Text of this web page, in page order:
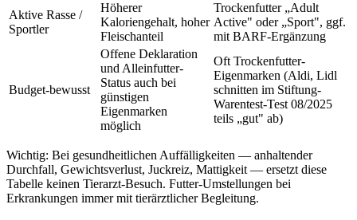
Aktive Rasse /
Sportler
Höherer
Kaloriengehalt, hoher
Fleischanteil
Trockenfutter „Adult
Active" oder „Sport", ggf.
mit BARF-Ergänzung
Budget-bewusst
Offene Deklaration
und Alleinfutter-
Status auch bei
günstigen
Eigenmarken
möglich
Oft Trockenfutter-
Eigenmarken (Aldi, Lidl
schnitten im Stiftung-
Warentest-Test 08/2025
teils „gut" ab)
Wichtig: Bei gesundheitlichen Auffälligkeiten — anhaltender
Durchfall, Gewichtsverlust, Juckreiz, Mattigkeit — ersetzt diese
Tabelle keinen Tierarzt-Besuch. Futter-Umstellungen bei
Erkrankungen immer mit tierärztlicher Begleitung.